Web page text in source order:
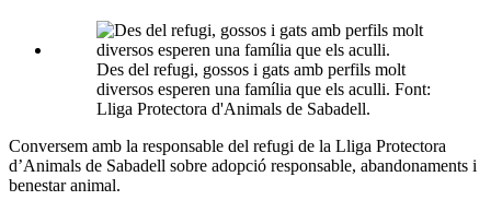
Des del refugi, gossos i gats amb perfils molt
diversos esperen una família que els aculli. Font:
Lliga Protectora d'Animals de Sabadell.
Conversem amb la responsable del refugi de la Lliga Protectora
d’Animals de Sabadell sobre adopció responsable, abandonaments i
benestar animal.